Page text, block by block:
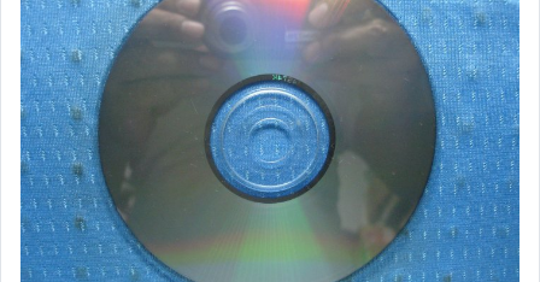
原版卡帶
原版藍光遊戲光碟
PSP及其他原版遊戲光碟
藍光電影影片光碟
其他類光碟
XBOX遊戲光碟